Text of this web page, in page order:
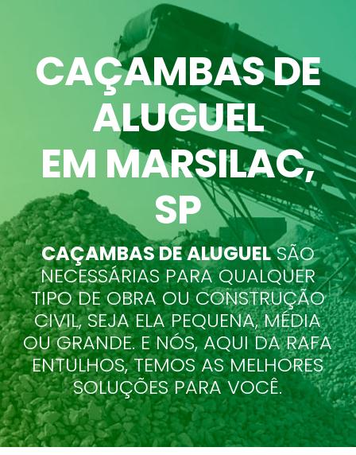
CAÇAMBAS DE
ALUGUEL
EM MARSILAC,
SP
CAÇAMBAS DE ALUGUELSÃO
NECESSÁRIAS PARA QUALQUER
TIPO DE OBRA OU CONSTRUÇÃO
CIVIL, SEJA ELA PEQUENA, MÉDIA
OU GRANDE. E NÓS, AQUI DA RAFA
ENTULHOS, TEMOS AS MELHORES
SOLUÇÕES PARA VOCÊ.